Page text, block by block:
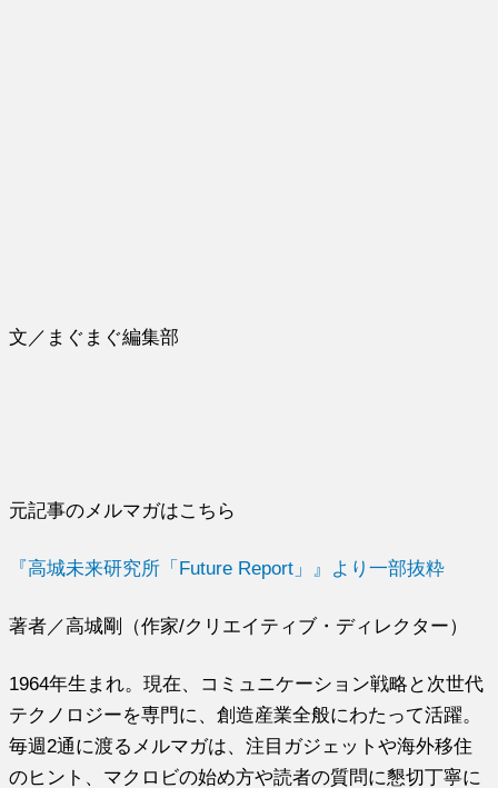
文／まぐまぐ編集部
元記事のメルマガはこちら
『高城未来研究所「Future Report」』より一部抜粋
著者／高城剛（作家/クリエイティブ・ディレクター）
1964年生まれ。現在、コミュニケーション戦略と次世代
テクノロジーを専門に、創造産業全般にわたって活躍。
毎週2通に渡るメルマガは、注目ガジェットや海外移住
のヒント、マクロビの始め方や読者の質問に懇切丁寧に